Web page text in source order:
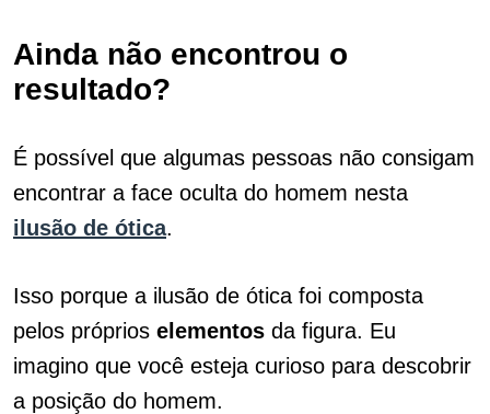
Ainda não encontrou o
resultado?
É possível que algumas pessoas não consigam
encontrar a face oculta do homem nesta
ilusão de ótica.
Isso porque a ilusão de ótica foi composta
pelos próprios elementos da figura. Eu
imagino que você esteja curioso para descobrir
a posição do homem.